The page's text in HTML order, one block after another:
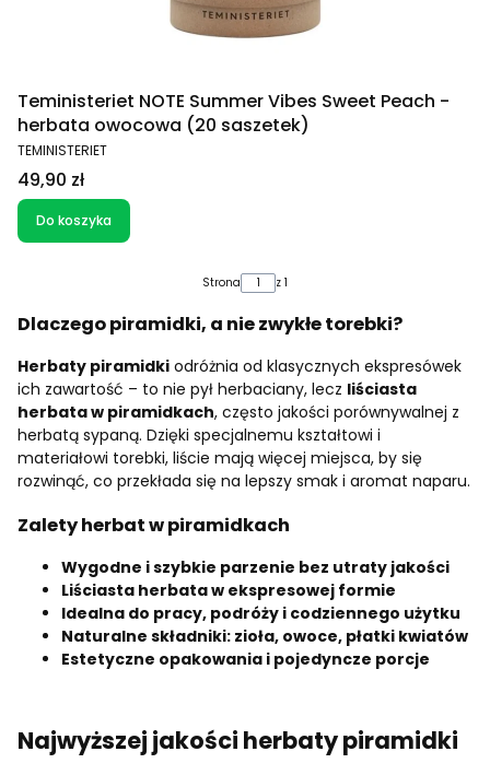
Teministeriet NOTE Summer Vibes Sweet Peach -
herbata owocowa (20 saszetek)
PRODUCENT
TEMINISTERIET
Cena
49,90 zł
Do koszyka
Strona z 1
Dlaczego piramidki, a nie zwykłe torebki?
Herbaty piramidki odróżnia od klasycznych ekspresówek
ich zawartość – to nie pył herbaciany, lecz liściasta
herbata w piramidkach, często jakości porównywalnej z
herbatą sypaną. Dzięki specjalnemu kształtowi i
materiałowi torebki, liście mają więcej miejsca, by się
rozwinąć, co przekłada się na lepszy smak i aromat naparu.
Zalety herbat w piramidkach
Wygodne i szybkie parzenie bez utraty jakości
Liściasta herbata w ekspresowej formie
Idealna do pracy, podróży i codziennego użytku
Naturalne składniki: zioła, owoce, płatki kwiatów
Estetyczne opakowania i pojedyncze porcje
Najwyższej jakości herbaty piramidki